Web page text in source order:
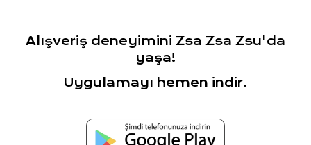
Alışveriş deneyimini Zsa Zsa Zsu'da
yaşa!
Uygulamayı hemen indir.